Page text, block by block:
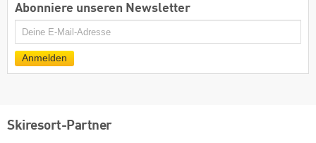
Abonniere unseren Newsletter
E-
Anmelden
Skiresort-Partner